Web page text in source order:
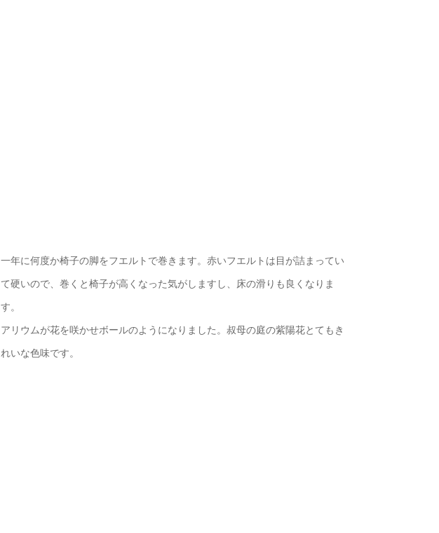
一年に何度か椅子の脚をフエルトで巻きます。赤いフエルトは目が詰まってい
て硬いので、巻くと椅子が高くなった気がしますし、床の滑りも良くなりま
す。
アリウムが花を咲かせボールのようになりました。叔母の庭の紫陽花とてもき
れいな色味です。